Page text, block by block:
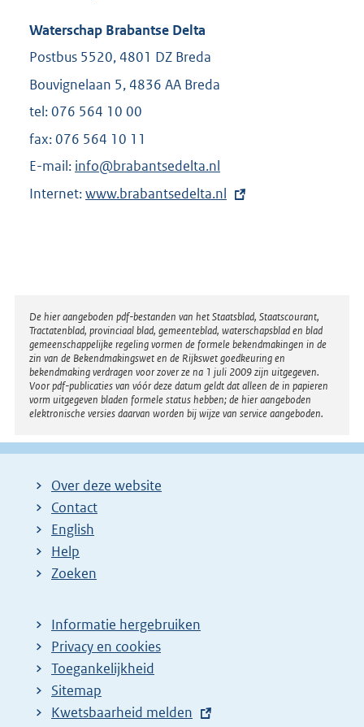
Waterschap Brabantse Delta
Postbus 5520, 4801 DZ Breda
Bouvignelaan 5, 4836 AA Breda
tel: 076 564 10 00
fax: 076 564 10 11
E-mail: info@brabantsedelta.nl
Internet:E
i
n
k
:
www.brabantsedelta.nl
Disclaimer
De hier aangeboden pdf-bestanden van het Staatsblad, Staatscourant,
Tractatenblad, provinciaal blad, gemeenteblad, waterschapsblad en blad
gemeenschappelijke regeling vormen de formele bekendmakingen in de
zin van de Bekendmakingswet en de Rijkswet goedkeuring en
bekendmaking verdragen voor zover ze na 1 juli 2009 zijn uitgegeven.
Voor pdf-publicaties van vóór deze datum geldt dat alleen de in papieren
vorm uitgegeven bladen formele status hebben; de hier aangeboden
elektronische versies daarvan worden bij wijze van service aangeboden.
Over deze website
Contact
English
Help
Zoeken
Informatie hergebruiken
Privacy en cookies
Toegankelijkheid
Sitemap
E
Kwetsbaarheid melden